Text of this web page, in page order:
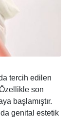
tercih edilen
son
başlamıştır.
genital estetik